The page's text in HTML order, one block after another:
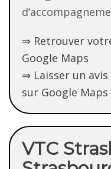
⇒ Retrouver
Google Maps
⇒ Laisser un
sur Google Maps
VTC